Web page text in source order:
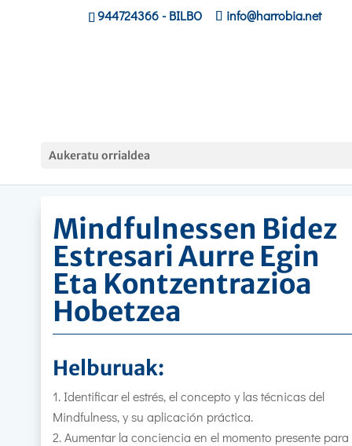
944724366- BILBO info@harrobia.net
Aukeratu orrialdea
Estresari Aurre Egin Eta Kontzentrazioa Hobetzea
Mindfulnessen Bidez
Estresari Aurre Egin
Eta Kontzentrazioa
Hobetzea
Helburuak:
Identificar el estrés, el concepto y las técnicas del
Mindfulness, y su aplicación práctica.
Aumentar la conciencia en el momento presente para